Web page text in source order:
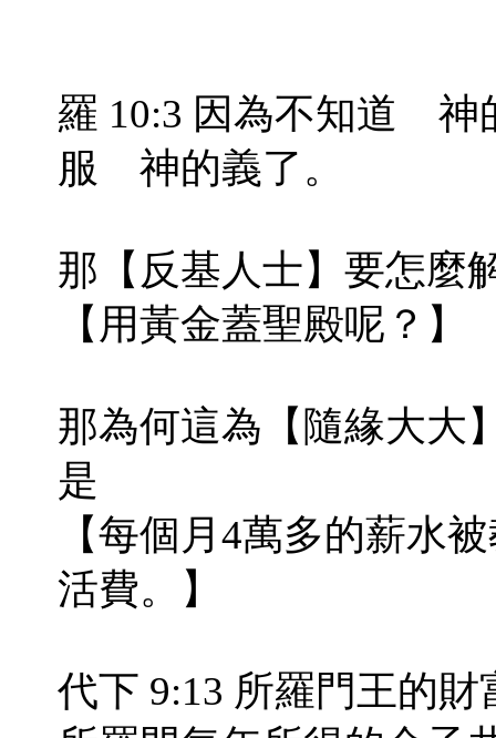
羅 10:3 因為不知道 神
服 神的義了。
那【反基人士】要怎麼
【用黃金蓋聖殿呢？】
那為何這為【隨緣大大
是
【每個月4萬多的薪水
活費。】
代下 9:13 所羅門王的財